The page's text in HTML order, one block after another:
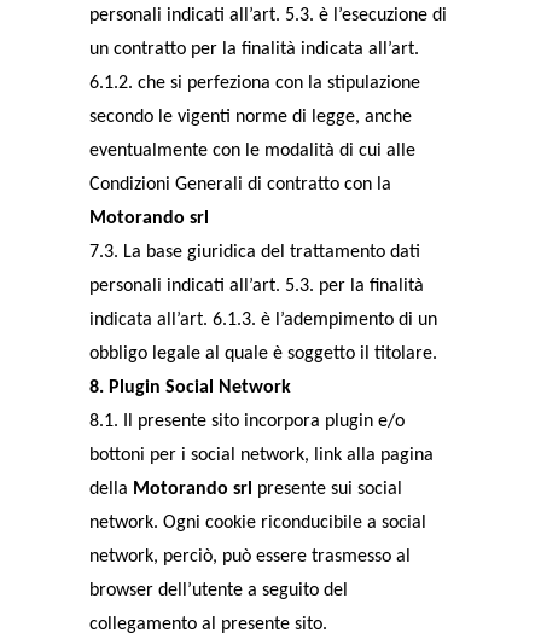
personali indicati all’art. 5.3. è l’esecuzione di
un contratto per la finalità indicata all’art.
6.1.2. che si perfeziona con la stipulazione
secondo le vigenti norme di legge, anche
eventualmente con le modalità di cui alle
Condizioni Generali di contratto con la
Motorando srl
7.3. La base giuridica del trattamento dati
personali indicati all’art. 5.3. per la finalità
indicata all’art. 6.1.3. è l’adempimento di un
obbligo legale al quale è soggetto il titolare.
8. Plugin Social Network
8.1. Il presente sito incorpora plugin e/o
bottoni per i social network, link alla pagina
della Motorando srl presente sui social
network. Ogni cookie riconducibile a social
network, perciò, può essere trasmesso al
browser dell’utente a seguito del
collegamento al presente sito.